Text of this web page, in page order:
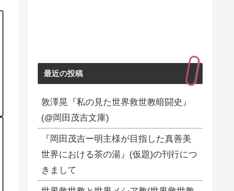
最近の投稿
敦澤晃『私の見た世界救世教暗闘史』
(@岡田茂吉文庫)
『岡田茂吉ー明主様が目指した真善美
世界における茶の湯』(仮題)の刊行につ
きまして